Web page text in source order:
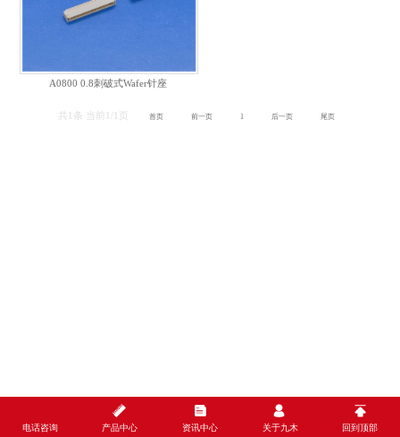
A0800 0.8刺破式Wafer针座
共1条 当前1/1页 首页 前一页 1 后一页 尾页
电话咨询 产品中心 资讯中心 关于九木 回到顶部